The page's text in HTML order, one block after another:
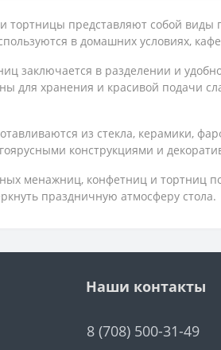
представляют собой виды
в домашних условиях,
заключается в разделении и
для хранения и красивой подачи
из стекла, керамики,
конструкциями и
менажниц, конфетниц и тортниц
праздничную атмосферу стола.
Наши контакты
8 (708) 500-31-49